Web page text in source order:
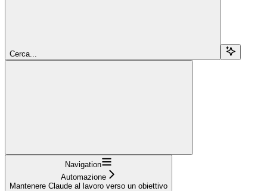
Cerca...
Navigation
Automazione
Mantenere Claude al lavoro verso un obiettivo